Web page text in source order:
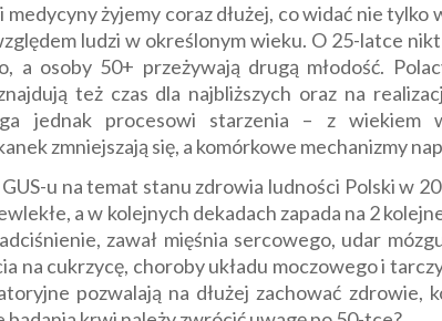
żyjemy coraz dłużej, co widać nie
ludzi w określonym wieku. O 25-latce
a osoby 50+ przeżywają drugą młodość.
też czas dla najbliższych oraz na
jednak procesowi starzenia – z wiekiem
zmniejszają się, a komórkowe mechanizmy
u na temat stanu zdrowia ludności Polski w
a w kolejnych dekadach zapada na 2
zawał mięśnia sercowego, udar
na cukrzycę, choroby układu moczowego i
pozwalają na dłużej zachować